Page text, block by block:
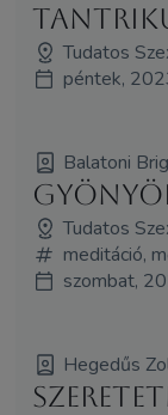
Tudatos
péntek,
Balatoni
Tudatos
meditáció,
szombat,
Hegedűs